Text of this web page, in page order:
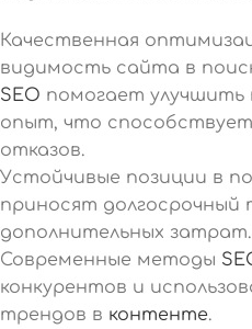
Качественная
видимость сайта в
SEO помогает улучшить
опыт, что
отказов.
Устойчивые позиции в
приносят долгосрочный
дополнительных затрат.
Современные методы
конкурентов и
трендов в контенте.